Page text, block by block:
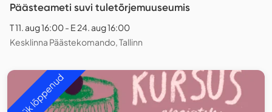
Päästeameti suvi tuletõrjemuuseumis
T 11. aug 16:00 - E 24. aug 16:00
Kesklinna Päästekomando, Tallinn
Müük lõppenud